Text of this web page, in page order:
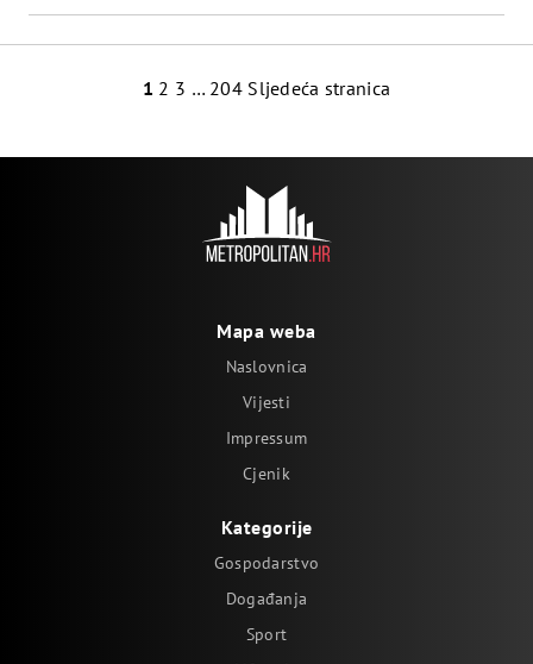
1 2 3 … 204 Sljedeća stranica
Mapa weba
Naslovnica
Vijesti
Impressum
Cjenik
Kategorije
Gospodarstvo
Događanja
Sport